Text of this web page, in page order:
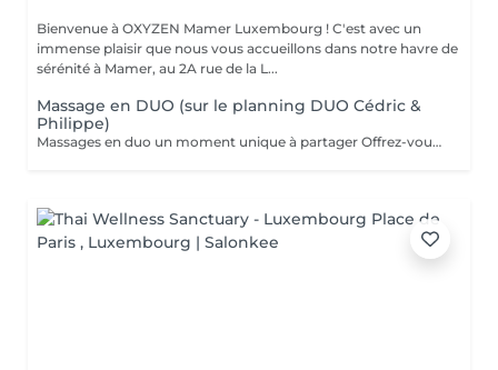
Bienvenue à OXYZEN Mamer Luxembourg ! C'est avec un
immense plaisir que nous vous accueillons dans notre havre de
sérénité à Mamer, au 2A rue de la L...
Massage en DUO (sur le planning DUO Cédric &
Philippe)
Massages en duo un moment unique à partager Offrez-vous une expérience de bien-être à deux grâce à nos massages en duo, pensés pour créer complicité, détente et harmonie. Que ce soit avec votre partenaire, un proche ou un ami, profitez ensemble d'une parenthèse hors du temps où les tensions disparaissent et où l'énergie se renouvelle. Un massage en duo est aussi une idée cadeau idéale pour surprendre et faire plaisir. Déconseillé aux femmes enceintes. Pour en savoir plus, cliquez ici : https://www.oxyzen.lu/massages/massage-corps-duo.html Avertissement : Nos soins sont dédiés au bien-être et à la relaxation. Ils ne remplacent pas un suivi médical et ne relèvent pas de la kinésithérapie.